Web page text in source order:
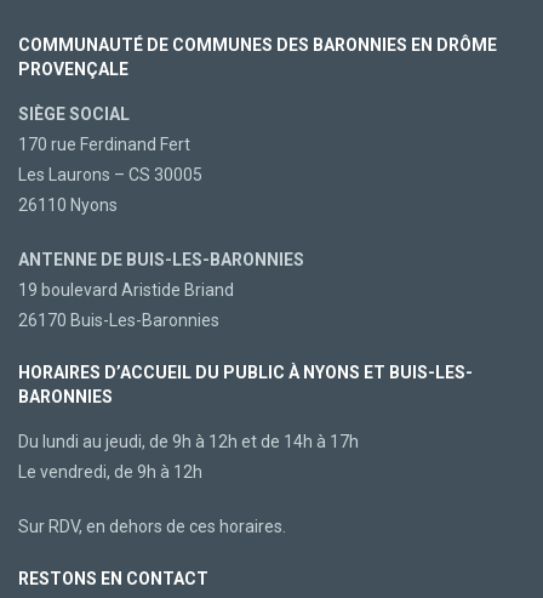
COMMUNAUTÉ DE COMMUNES DES BARONNIES EN DRÔME
PROVENÇALE
SIÈGE SOCIAL
170 rue Ferdinand Fert
Les Laurons – CS 30005
26110 Nyons
ANTENNE DE BUIS-LES-BARONNIES
19 boulevard Aristide Briand
26170 Buis-Les-Baronnies
HORAIRES D’ACCUEIL DU PUBLIC À NYONS ET BUIS-LES-
BARONNIES
Du lundi au jeudi, de 9h à 12h et de 14h à 17h
Le vendredi, de 9h à 12h
Sur RDV, en dehors de ces horaires.
RESTONS EN CONTACT